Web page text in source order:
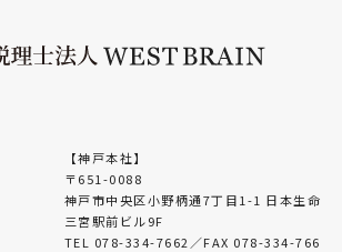
【神戸本社】
〒651-0088
神戸市中央区小野柄通7丁目1-1 日本生命
三宮駅前ビル9F
TEL 078-334-7662／FAX 078-334-766